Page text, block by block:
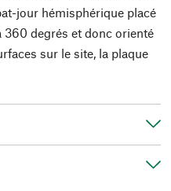
jour hémisphérique placé
degrés et donc orienté
sur le site, la plaque